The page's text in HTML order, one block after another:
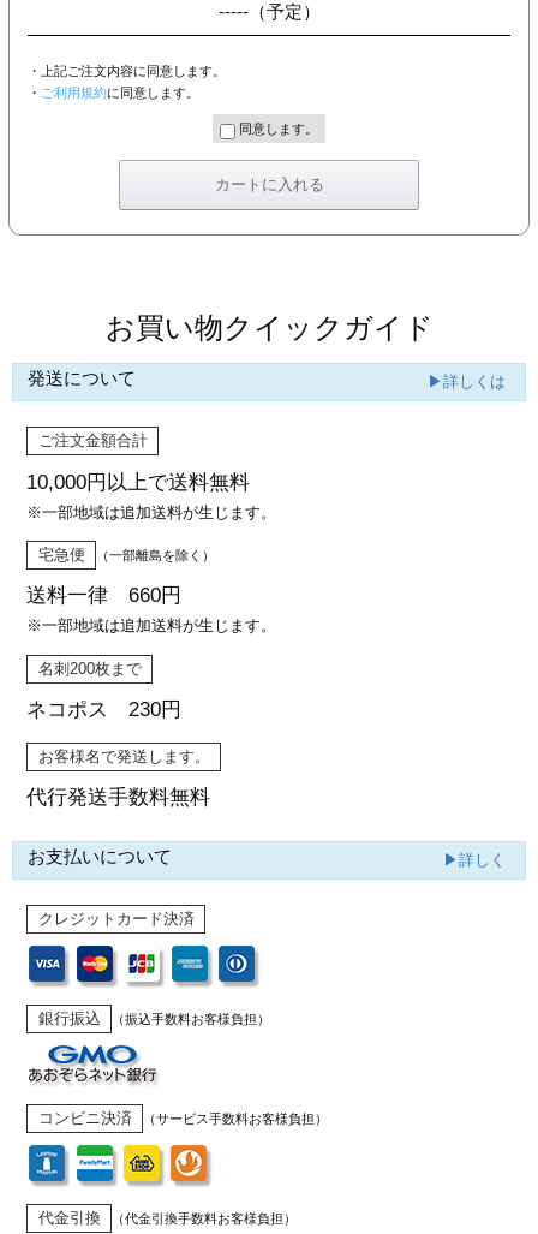
-----（予定）
・上記ご注文内容に同意します。
・ ご利用規約に同意します。
同意します。
お買い物クイックガイド
発送について ▶詳しくは
ご注文金額合計
10,000円以上で送料無料
※一部地域は追加送料が生じます。
宅急便 （一部離島を除く）
送料一律 660円
※一部地域は追加送料が生じます。
名刺200枚まで
ネコポス 230円
お客様名で発送します。
代行発送手数料無料
お支払いについて ▶詳しく
クレジットカード決済
銀行振込 （振込手数料お客様負担）
コンビニ決済 （サービス手数料お客様負担）
代金引換 （代金引換手数料お客様負担）